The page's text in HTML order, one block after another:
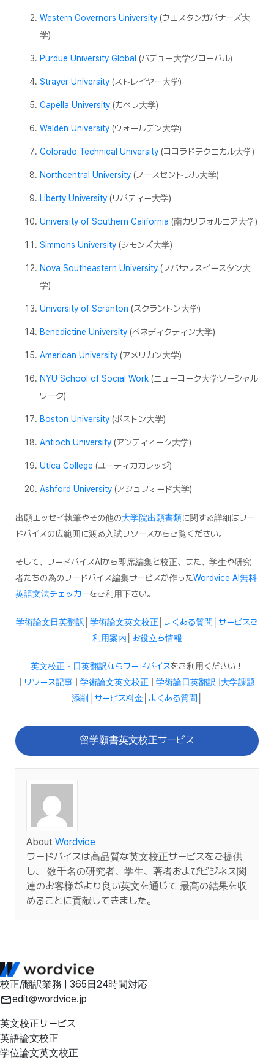
Western Governors University (ウエスタンガバナーズ大
学)
Purdue University Global (パデュー大学グローバル)
Strayer University (ストレイヤー大学)
Capella University (カペラ大学)
Walden University (ウォールデン大学)
Colorado Technical University (コロラドテクニカル大学)
Northcentral University (ノースセントラル大学)
Liberty University (リバティー大学)
University of Southern California (南カリフォルニア大学)
Simmons University (シモンズ大学)
Nova Southeastern University (ノバサウスイースタン大
学)
University of Scranton (スクラントン大学)
Benedictine University (ベネディクティン大学)
American University (アメリカン大学)
NYU School of Social Work (ニューヨーク大学ソーシャル
ワーク)
Boston University (ボストン大学)
Antioch University (アンティオーク大学)
Utica College (ユーティカカレッジ)
Ashford University (アシュフォード大学)
出願エッセイ執筆やその他の大学院出願書類に関する詳細はワー
ドバイスの広範囲に渡る入試リソースからご覧ください。
そして、ワードバイスAIから即席編集と校正、また、学生や研究
者たちの為のワードバイス編集サービスが作ったWordvice AI無料
英語文法チェッカーをご利用下さい。
学術論文日英翻訳 学術論文英文校正 よくある質問
サービスご
利用案内
お役立ち情報
英文校正・日英翻訳ならワードバイスをご利用ください！
| リソース記事 | 学術論文英文校正 | 学術論日英翻訳 |大学課題
添削
サービス料金 よくある質問
留学願書英文校正サービス
About Wordvice
ワードバイスは高品質な英文校正サービスをご提供
し、 数千名の研究者、学生、著者およびビジネス関
連のお客様がより良い英文を通じて 最高の結果を収
めることに貢献してきました。
校正/翻訳業務 | 365日24時間対応
edit@wordvice.jp
英文校正サービス
英語論文校正
学位論文英文校正